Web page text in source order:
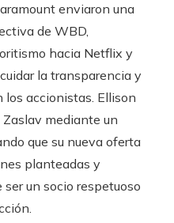
enviaron una
de WBD,
hacia Netflix y
la transparencia y
los accionistas. Ellison
mediante un
que su nueva oferta
planteadas y
un socio respetuoso